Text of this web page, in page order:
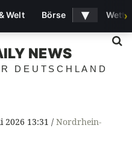
NEWS
DEUTSCHLAND
2026 13:31
Nordrhein-
Welt Börse ▾ ›